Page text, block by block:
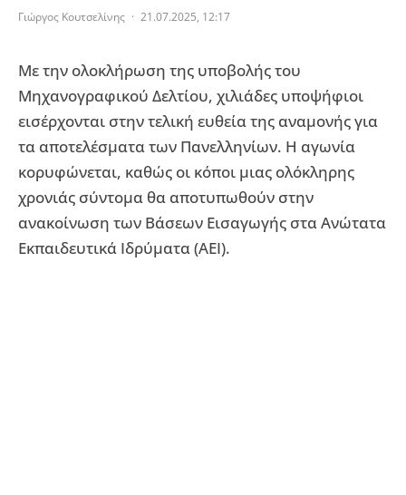
Γιώργος Κουτσελίνης · 21.07.2025, 12:17
Με την ολοκλήρωση της υποβολής του
Μηχανογραφικού Δελτίου, χιλιάδες υποψήφιοι
εισέρχονται στην τελική ευθεία της αναμονής για
τα αποτελέσματα των Πανελληνίων. Η αγωνία
κορυφώνεται, καθώς οι κόποι μιας ολόκληρης
χρονιάς σύντομα θα αποτυπωθούν στην
ανακοίνωση των Βάσεων Εισαγωγής στα Ανώτατα
Εκπαιδευτικά Ιδρύματα (ΑΕΙ).